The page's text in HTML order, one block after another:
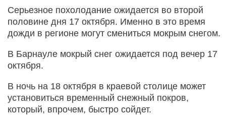
Серьезное похолодание ожидается во второй
половине дня 17 октября. Именно в это время
дожди в регионе могут смениться мокрым снегом.
В Барнауле мокрый снег ожидается под вечер 17
октября.
В ночь на 18 октября в краевой столице может
установиться временный снежный покров,
который, впрочем, быстро сойдет.